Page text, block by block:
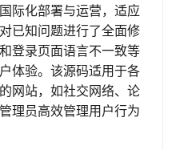
际化部署与运营，适应
已知问题进行了全面修
登录页面语言不一致等
体验。该源码适用于各
网站，如社交网络、论
理员高效管理用户行为